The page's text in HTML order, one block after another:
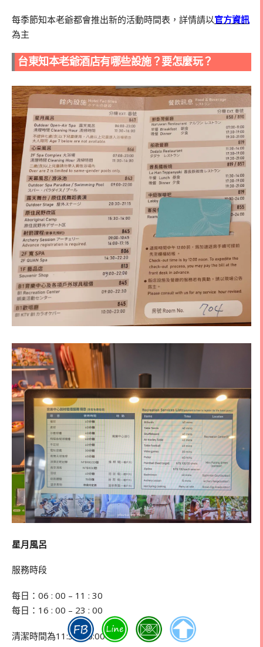
每季節知本老爺都會推出新的活動時間表，詳情請以官方資訊
為主
台東知本老爺酒店有哪些設施？要怎麼玩？
星月風呂
服務時段
每日：06 : 00 – 11 : 30
每日：16 : 00 – 23 : 00
清潔時間為11:30-16:00